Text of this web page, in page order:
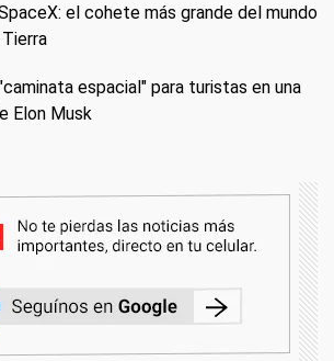
el cohete más grande del mundo
espacial" para turistas en una
Elon Musk